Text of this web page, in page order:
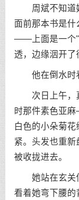
周斌不知道她
面前那本书是
——上面是一个"
透，边缘洇开了
他在倒水时
次日上午，真
时那件素色亚
白色的小朵菊
紧。头发也重
被收拢进去。
她站在玄关低
看着她弯下腰